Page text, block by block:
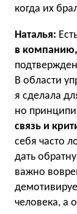
когда их
Наталья:
в компанию,
В области
я сделала
но
связь и
себя часто
дать
важно
человека, а